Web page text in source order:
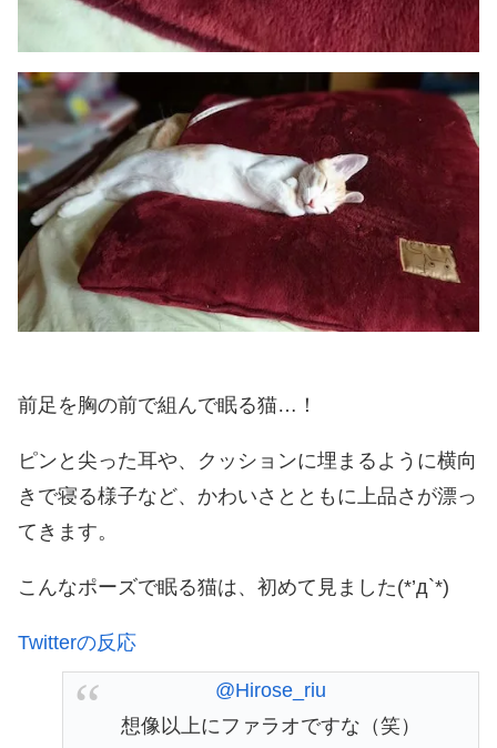
前足を胸の前で組んで眠る猫…！
ピンと尖った耳や、クッションに埋まるように横向
きで寝る様子など、かわいさとともに上品さが漂っ
てきます。
こんなポーズで眠る猫は、初めて見ました(*’д`*)
Twitterの反応
@Hirose_riu
想像以上にファラオですな（笑）